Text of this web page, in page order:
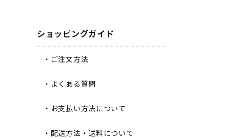
ショッピングガイド
・ご注文方法
・よくある質問
・お支払い方法について
・配送方法・送料について